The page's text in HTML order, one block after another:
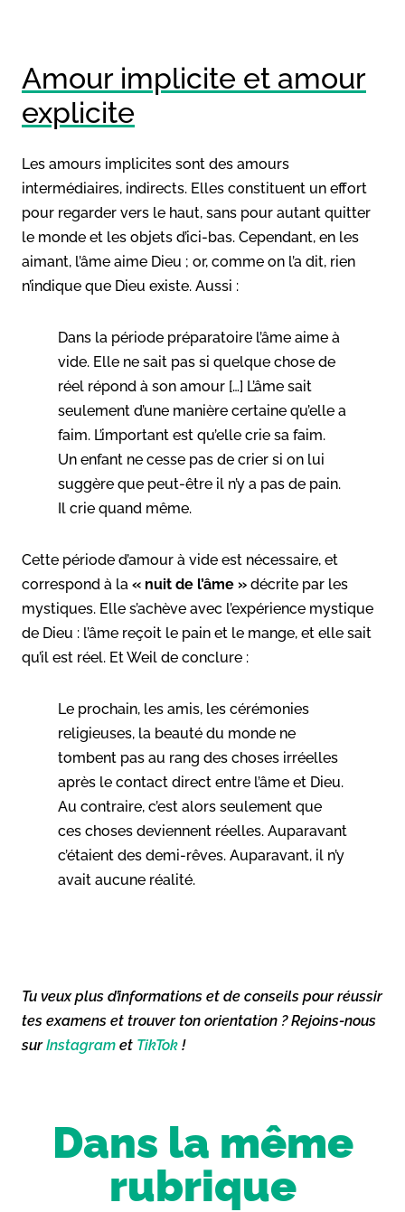
Amour implicite et amour
explicite
Les amours implicites sont des amours
intermédiaires, indirects. Elles constituent un effort
pour regarder vers le haut, sans pour autant quitter
le monde et les objets d’ici-bas. Cependant, en les
aimant, l’âme aime Dieu ; or, comme on l’a dit, rien
n’indique que Dieu existe. Aussi :
Dans la période préparatoire l’âme aime à
vide. Elle ne sait pas si quelque chose de
réel répond à son amour […] L’âme sait
seulement d’une manière certaine qu’elle a
faim. L’important est qu’elle crie sa faim.
Un enfant ne cesse pas de crier si on lui
suggère que peut-être il n’y a pas de pain.
Il crie quand même.
Cette période d’amour à vide est nécessaire, et
correspond à la « nuit de l’âme » décrite par les
mystiques. Elle s’achève avec l’expérience mystique
de Dieu : l’âme reçoit le pain et le mange, et elle sait
qu’il est réel. Et Weil de conclure :
Le prochain, les amis, les cérémonies
religieuses, la beauté du monde ne
tombent pas au rang des choses irréelles
après le contact direct entre l’âme et Dieu.
Au contraire, c’est alors seulement que
ces choses deviennent réelles. Auparavant
c’étaient des demi-rêves. Auparavant, il n’y
avait aucune réalité.
Tu veux plus d’informations et de conseils pour réussir
tes examens et trouver ton orientation ? Rejoins-nous
surInstagram et TikTok !
Dans la même
rubrique